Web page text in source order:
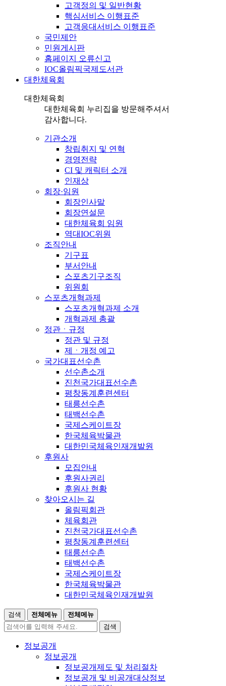
고객정의 및 일반현황
핵심서비스 이행표준
고객응대서비스 이행표준
국민제안
민원게시판
홈페이지 오류신고
IOC올림픽국제도서관
대한체육회
대한체육회
대한체육회 누리집을 방문해주셔서
감사합니다.
기관소개
창립취지 및 연혁
경영전략
CI 및 캐릭터 소개
인재상
회장·임원
회장인사말
회장연설문
대한체육회 임원
역대IOC위원
조직안내
기구표
부서안내
스포츠기구조직
위원회
스포츠개혁과제
스포츠개혁과제 소개
개혁과제 총괄
정관ㆍ규정
정관 및 규정
제ㆍ개정 예고
국가대표선수촌
선수촌소개
진천국가대표선수촌
평창동계훈련센터
태릉선수촌
태백선수촌
국제스케이트장
한국체육박물관
대한민국체육인재개발원
후원사
모집안내
후원사권리
후원사 현황
찾아오시는 길
올림픽회관
체육회관
진천국가대표선수촌
평창동계훈련센터
태릉선수촌
태백선수촌
국제스케이트장
한국체육박물관
대한민국체육인재개발원
검색 전체메뉴
전체메뉴
검색
정보공개
정보공개
정보공개제도 및 처리절차
정보공개 및 비공개대상정보